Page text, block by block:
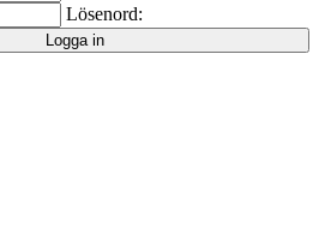
Lösenord:
Logga in